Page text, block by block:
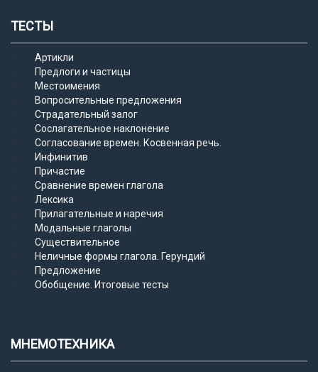
ТЕСТЫ
Артикли
Предлоги и частицы
Местоимения
Вопросительные предложения
Страдательный залог
Сослагательное наклонение
Согласование времен. Косвенная речь.
Инфинитив
Причастие
Сравнение времен глагола
Лексика
Прилагательные и наречия
Модальные глаголы
Существительное
Неличные формы глагола. Герундий
Предложение
Обобщение. Итоговые тесты
МНЕМОТЕХНИКА